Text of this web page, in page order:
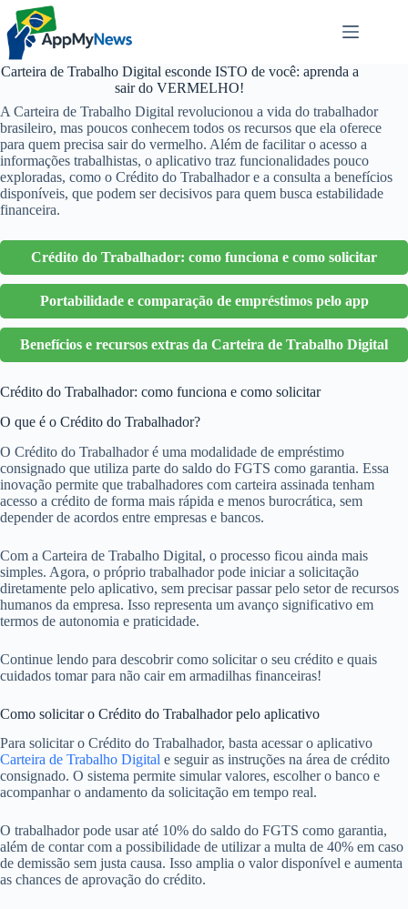
Pular
para
conteúdo
Carteira de Trabalho Digital esconde ISTO de você: aprenda a
sair do VERMELHO!
A Carteira de Trabalho Digital revolucionou a vida do trabalhador
brasileiro, mas poucos conhecem todos os recursos que ela oferece
para quem precisa sair do vermelho. Além de facilitar o acesso a
informações trabalhistas, o aplicativo traz funcionalidades pouco
exploradas, como o Crédito do Trabalhador e a consulta a benefícios
disponíveis, que podem ser decisivos para quem busca estabilidade
financeira.
Crédito do Trabalhador: como funciona e como solicitar
Portabilidade e comparação de empréstimos pelo app
Benefícios e recursos extras da Carteira de Trabalho Digital
Crédito do Trabalhador: como funciona e como solicitar
O que é o Crédito do Trabalhador?
O Crédito do Trabalhador é uma modalidade de empréstimo
consignado que utiliza parte do saldo do FGTS como garantia. Essa
inovação permite que trabalhadores com carteira assinada tenham
acesso a crédito de forma mais rápida e menos burocrática, sem
depender de acordos entre empresas e bancos.
Com a Carteira de Trabalho Digital, o processo ficou ainda mais
simples. Agora, o próprio trabalhador pode iniciar a solicitação
diretamente pelo aplicativo, sem precisar passar pelo setor de recursos
humanos da empresa. Isso representa um avanço significativo em
termos de autonomia e praticidade.
Continue lendo para descobrir como solicitar o seu crédito e quais
cuidados tomar para não cair em armadilhas financeiras!
Como solicitar o Crédito do Trabalhador pelo aplicativo
Para solicitar o Crédito do Trabalhador, basta acessar o aplicativo
Carteira de Trabalho Digital e seguir as instruções na área de crédito
consignado. O sistema permite simular valores, escolher o banco e
acompanhar o andamento da solicitação em tempo real.
O trabalhador pode usar até 10% do saldo do FGTS como garantia,
além de contar com a possibilidade de utilizar a multa de 40% em caso
de demissão sem justa causa. Isso amplia o valor disponível e aumenta
as chances de aprovação do crédito.